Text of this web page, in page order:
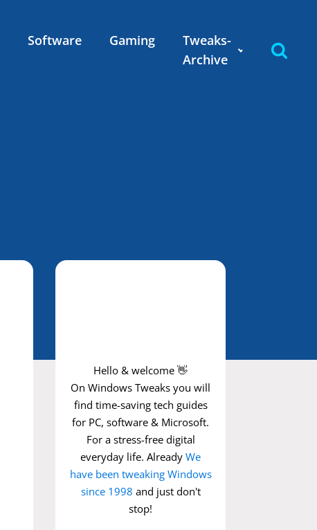
Software Gaming
Tweaks-
Archive
Hello & welcome 👋
On Windows Tweaks you will
find time-saving tech guides
for PC, software & Microsoft.
For a stress-free digital
everyday life. Already We
have been tweaking Windows
since 1998 and just don't
stop!